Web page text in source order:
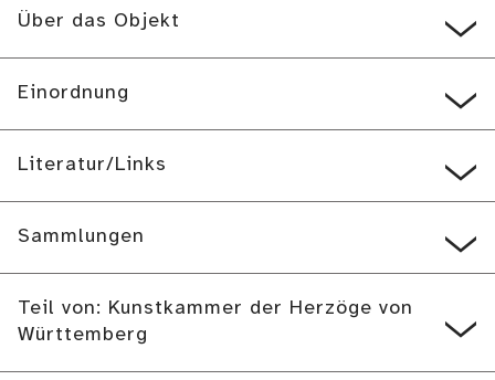
Über das Objekt
Einordnung
Literatur/Links
Sammlungen
Teil von: Kunstkammer der Herzöge von
Württemberg